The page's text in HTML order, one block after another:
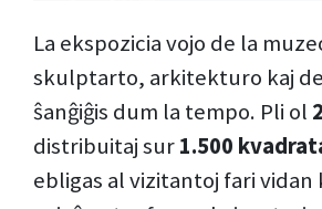
La ekspozicia vojo de la
skulptarto, arkitekturo kaj
ŝanĝiĝis dum la tempo. Pli ol
distribuitaj sur1.500
ebligas al vizitantoj fari vidan